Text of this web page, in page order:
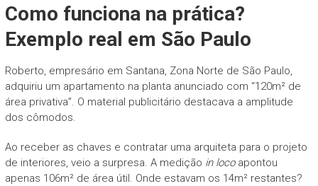
Como funciona na prática?
Exemplo real em São Paulo
Roberto, empresário em Santana, Zona Norte de São Paulo,
adquiriu um apartamento na planta anunciado com “120m² de
área privativa”. O material publicitário destacava a amplitude
dos cômodos.
Ao receber as chaves e contratar uma arquiteta para o projeto
de interiores, veio a surpresa. A medição in locoapontou
apenas 106m² de área útil. Onde estavam os 14m² restantes?